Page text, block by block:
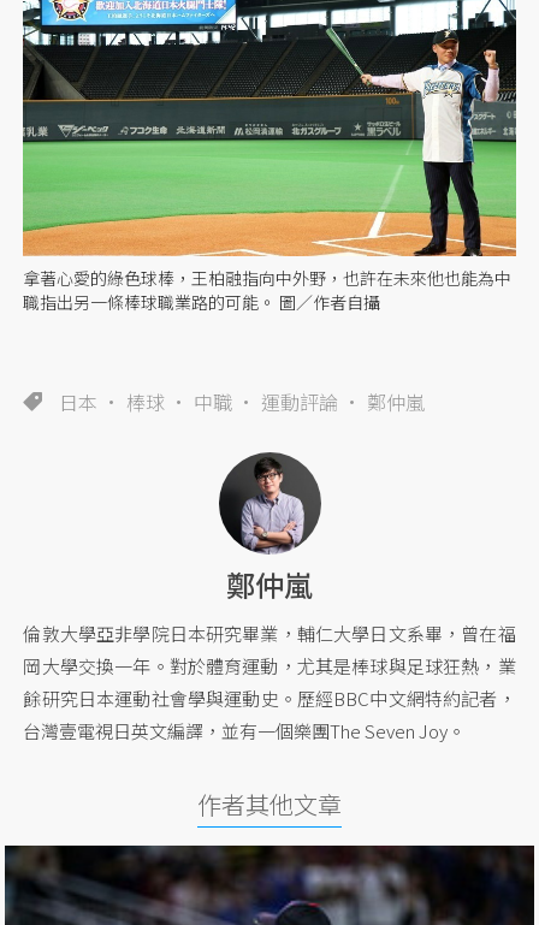
拿著心愛的綠色球棒，王柏融指向中外野，也許在未來他也能為中
職指出另一條棒球職業路的可能。 圖／作者自攝
日本 棒球 中職 運動評論 鄭仲嵐
鄭仲嵐
倫敦大學亞非學院日本研究畢業，輔仁大學日文系畢，曾在福
岡大學交換一年。對於體育運動，尤其是棒球與足球狂熱，業
餘研究日本運動社會學與運動史。歷經BBC中文網特約記者，
台灣壹電視日英文編譯，並有一個樂團The Seven Joy。
作者其他文章